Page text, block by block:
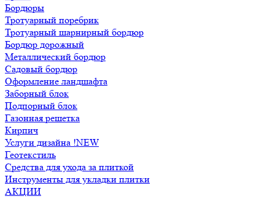
Бордюры
Тротуарный поребрик
Тротуарный шарнирный бордюр
Бордюр дорожный
Металлический бордюр
Садовый бордюр
Оформление ландшафта
Заборный блок
Подпорный блок
Газонная решетка
Кирпич
Услуги дизайна !NEW
Геотекстиль
Средства для ухода за плиткой
Инструменты для укладки плитки
АКЦИИ